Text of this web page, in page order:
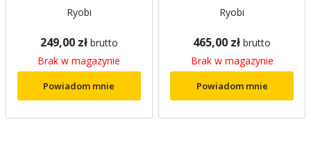
Ryobi
249,00 zł brutto
Brak w magazynie
Powiadom mnie
Ryobi
465,00 zł brutto
Brak w magazynie
Powiadom mnie